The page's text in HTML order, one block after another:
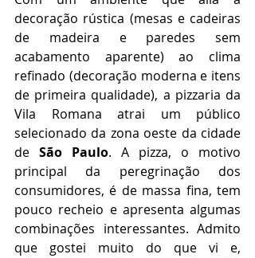
decoração rústica (mesas e cadeiras
de madeira e paredes sem
acabamento aparente) ao clima
refinado (decoração moderna e itens
de primeira qualidade), a pizzaria da
Vila Romana atrai um público
selecionado da zona oeste da cidade
de São Paulo. A pizza, o motivo
principal da peregrinação dos
consumidores, é de massa fina, tem
pouco recheio e apresenta algumas
combinações interessantes. Admito
que gostei muito do que vi e,